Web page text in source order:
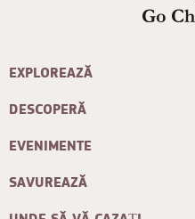
EXPLOREAZĂ
DESCOPERĂ
EVENIMENTE
SAVUREAZĂ